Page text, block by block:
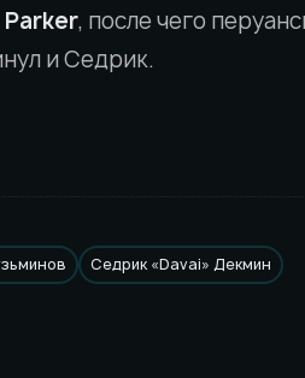
Parker, после чего
и Седрик.
Седрик «Davai» Декмин